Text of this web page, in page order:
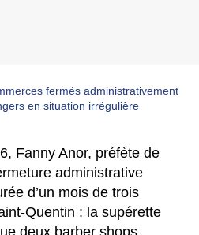
Fanny Anor, préfète de
administrative
d’un mois de trois
Quentin : la supérette